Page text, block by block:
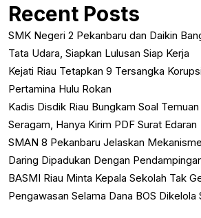
Recent Posts
SMK Negeri 2 Pekanbaru dan Daikin
Tata Udara, Siapkan Lulusan Siap Kerja
Kejati Riau Tetapkan 9 Tersangka
Pertamina Hulu Rokan
Kadis Disdik Riau Bungkam Soal
Seragam, Hanya Kirim PDF Surat Edaran
SMAN 8 Pekanbaru Jelaskan
Daring Dipadukan Dengan
BASMI Riau Minta Kepala Sekolah Tak
Pengawasan Selama Dana BOS Dikelola